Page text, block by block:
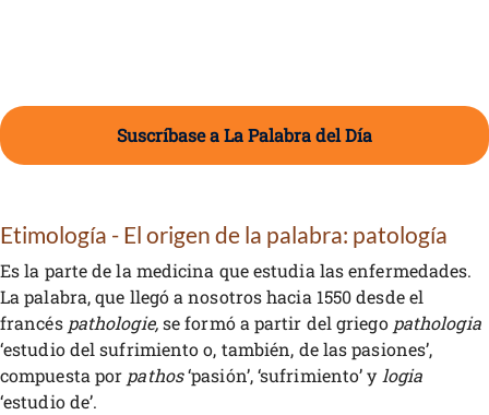
Suscríbase a La Palabra del Día
Etimología - El origen de la palabra: patología
Es la parte de la medicina que estudia las enfermedades.
La palabra, que llegó a nosotros hacia 1550 desde el
francés pathologie,se formó a partir del griego pathologia
‘estudio del sufrimiento o, también, de las pasiones’,
compuesta por pathos‘pasión’, ‘sufrimiento’ y logia
‘estudio de’.